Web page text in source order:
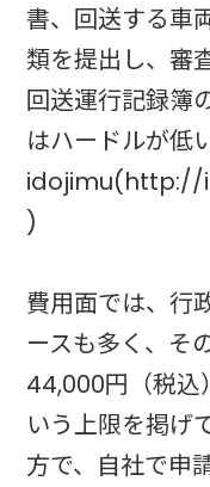
書、回送する車
類を提出し、審
回送運行記録簿
はハードルが低
)
費用面では、行
ースも多く、そ
44,000円（税込
いう上限を掲げ
方で、自社で申